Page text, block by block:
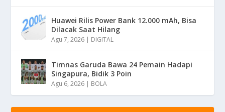
Huawei Rilis Power Bank 12.000 mAh, Bisa
Dilacak Saat Hilang
Agu 7, 2026 | DIGITAL
Timnas Garuda Bawa 24 Pemain Hadapi
Singapura, Bidik 3 Poin
Agu 6, 2026 | BOLA